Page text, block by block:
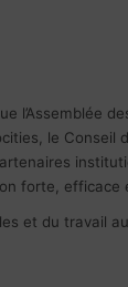
le Conseil
forte, efficace
et du travail au